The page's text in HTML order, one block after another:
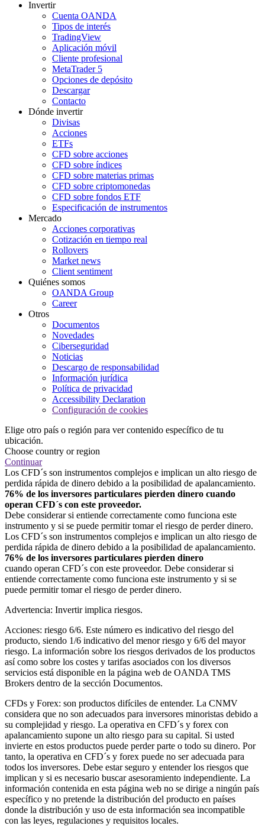
Invertir
Cuenta OANDA
Tipos de interés
TradingView
Aplicación móvil
Cliente profesional
MetaTrader 5
Opciones de depósito
Descargar
Contacto
Dónde invertir
Divisas
Acciones
ETFs
CFD sobre acciones
CFD sobre índices
CFD sobre materias primas
CFD sobre criptomonedas
CFD sobre fondos ETF
Especificación de instrumentos
Mercado
Acciones corporativas
Cotización en tiempo real
Rollovers
Market news
Client sentiment
Quiénes somos
OANDA Group
Career
Otros
Documentos
Novedades
Ciberseguridad
Noticias
Descargo de responsabilidad
Información jurídica
Política de privacidad
Accessibility Declaration
Configuración de cookies
Elige otro país o región para ver contenido específico de tu
ubicación.
Choose country or region
Continuar
Los CFD´s son instrumentos complejos e implican un alto riesgo de
perdida rápida de dinero debido a la posibilidad de apalancamiento.
76% de los inversores particulares pierden dinero cuando
operan CFD´s con este proveedor.
Debe considerar si entiende correctamente como funciona este
instrumento y si se puede permitir tomar el riesgo de perder dinero.
Los CFD´s son instrumentos complejos e implican un alto riesgo de
perdida rápida de dinero debido a la posibilidad de apalancamiento.
76% de los inversores particulares pierden dinero
cuando operan CFD´s con este proveedor. Debe considerar si
entiende correctamente como funciona este instrumento y si se
puede permitir tomar el riesgo de perder dinero.
Advertencia: Invertir implica riesgos.
Acciones: riesgo 6/6. Este número es indicativo del riesgo del
producto, siendo 1/6 indicativo del menor riesgo y 6/6 del mayor
riesgo. La información sobre los riesgos derivados de los productos
así como sobre los costes y tarifas asociados con los diversos
servicios está disponible en la página web de OANDA TMS
Brokers dentro de la sección Documentos.
CFDs y Forex: son productos difíciles de entender. La CNMV
considera que no son adecuados para inversores minoristas debido a
su complejidad y riesgo. La operativa en CFD´s y forex con
apalancamiento supone un alto riesgo para su capital. Si usted
invierte en estos productos puede perder parte o todo su dinero. Por
tanto, la operativa en CFD´s y forex puede no ser adecuada para
todos los inversores. Debe estar seguro y entender los riesgos que
implican y si es necesario buscar asesoramiento independiente. La
información contenida en esta página web no se dirige a ningún país
específico y no pretende la distribución del producto en países
donde la distribución y uso de esta información sea incompatible
con las leyes, regulaciones y requisitos locales.